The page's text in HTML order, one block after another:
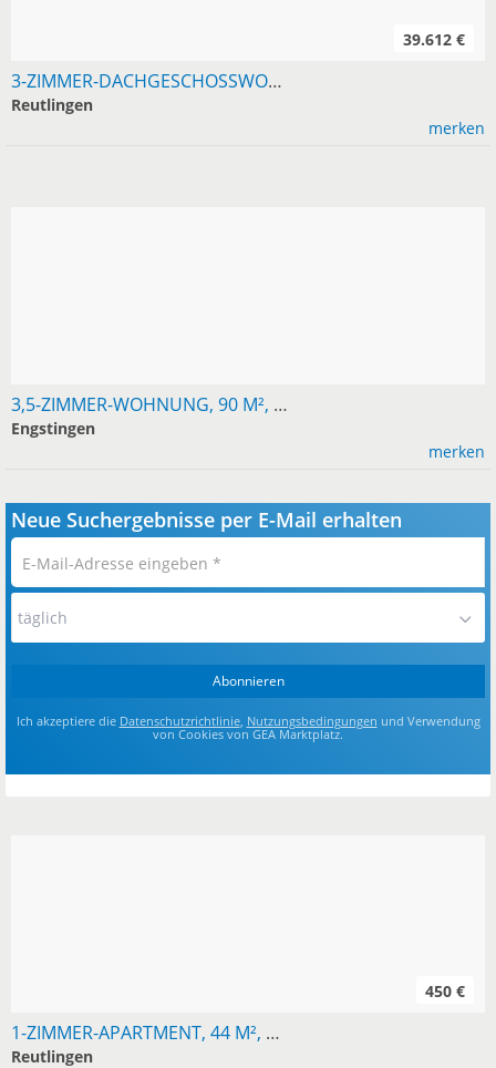
3-ZIMMER-DACHGESCHOSSWOHNUNG, 100 M², 3 BALKONE, GARAGE
39.612 €
Reutlingen
merken
3,5-ZIMMER-WOHNUNG, 90 M², ENGSTINGEN-KOHLSTETTEN MIT GARTEN
Engstingen
merken
Neue Suchergebnisse per E-Mail erhalten
E-
Mail-
Adresse
eingeben
täglich
Abonnieren
Ich akzeptiere die Datenschutzrichtlinie, Nutzungsbedingungen und Verwendung
von Cookies von GEA Marktplatz.
1-ZIMMER-APARTMENT, 44 M², ZENTRAL IN REUTLINGEN
450 €
Reutlingen